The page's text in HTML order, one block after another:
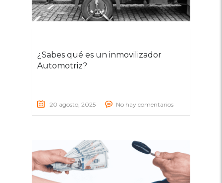
¿Sabes qué es un inmovilizador
Automotriz?
20 agosto, 2025 No hay comentarios